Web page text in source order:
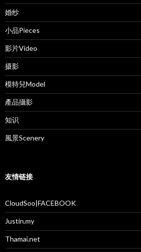
婚纱
小品Pieces
影片Video
摄影
模特兒Model
產品攝影
知识
風景Scenery
友情链接
CloudSoo|FACEBOOK
Justin.my
Thamai.net